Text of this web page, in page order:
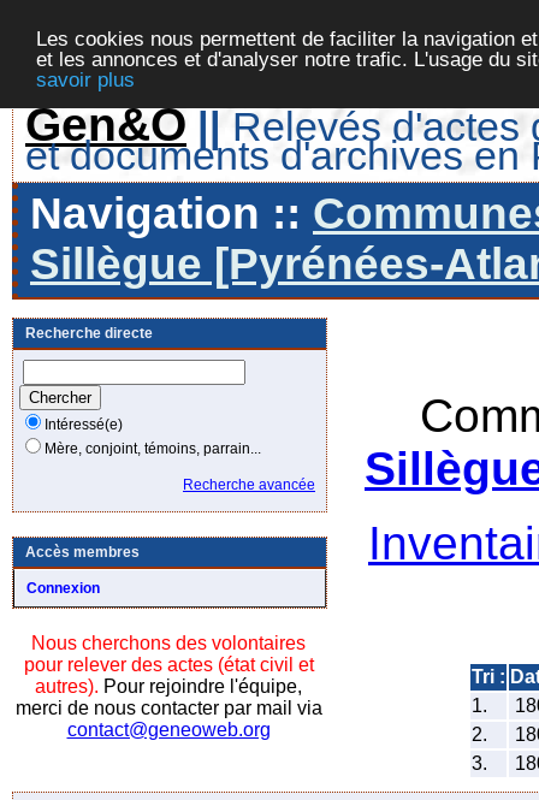
Les cookies nous permettent de faciliter la navigation
et les annonces et d'analyser notre trafic. L'usage du
savoir plus
Gen&O || Relevés d'actes
et documents d'archives en
Navigation ::
Sillègue [Pyrénées-
Recherche directe
Intéressé(e)
Mère, conjoint, témoins, parrain...
Recherche avancée
Accès membres
Connexion
Nous cherchons des volontaires
pour relever des actes (état civil et
autres). Pour rejoindre l'équipe,
merci de nous contacter par mail via
contact@geneoweb.org
Tri :
1.
2.
3.